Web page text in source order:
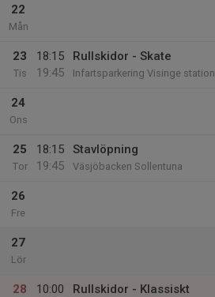
22
Mån
23
Tis
18:15
19:45
Rullskidor - Skate
Infartsparkering Visinge station
24
Ons
25
Tor
18:15
19:45
Stavlöpning
Väsjöbacken Sollentuna
26
Fre
27
Lör
28
10:00
Rullskidor - Klassiskt